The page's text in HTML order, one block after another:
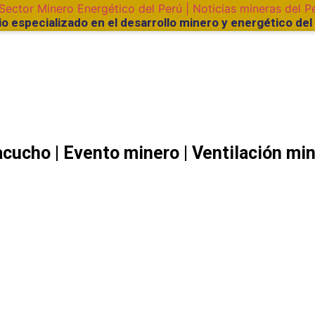
especializado en el desarrollo minero y energético del
| Evento minero | Ventilación